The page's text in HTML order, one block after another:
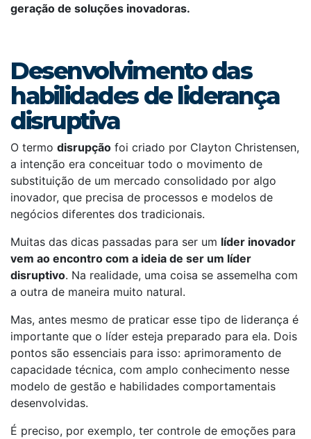
geração de soluções inovadoras.
Desenvolvimento das
habilidades de liderança
disruptiva
O termo disrupção foi criado por Clayton Christensen,
a intenção era conceituar todo o movimento de
substituição de um mercado consolidado por algo
inovador, que precisa de processos e modelos de
negócios diferentes dos tradicionais.
Muitas das dicas passadas para ser um líder inovador
vem ao encontro com a ideia de ser um líder
disruptivo. Na realidade, uma coisa se assemelha com
a outra de maneira muito natural.
Mas, antes mesmo de praticar esse tipo de liderança é
importante que o líder esteja preparado para ela. Dois
pontos são essenciais para isso: aprimoramento de
capacidade técnica, com amplo conhecimento nesse
modelo de gestão e habilidades comportamentais
desenvolvidas.
É preciso, por exemplo, ter controle de emoções para